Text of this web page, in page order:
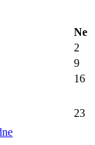
Ne
2
9
16
23